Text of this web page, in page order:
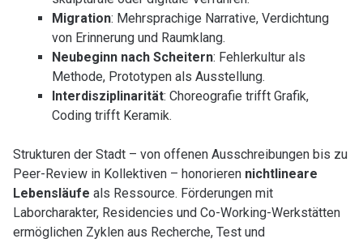
Migration: Mehrsprachige Narrative, Verdichtung
von Erinnerung und Raumklang.
Neubeginn nach Scheitern: Fehlerkultur als
Methode, Prototypen als Ausstellung.
Interdisziplinarität: Choreografie trifft Grafik,
Coding trifft Keramik.
Strukturen der Stadt – von offenen Ausschreibungen bis zu
Peer-Review in Kollektiven – honorieren nichtlineare
Lebensläufe als Ressource. Förderungen mit
Laborcharakter, Residencies und Co-Working-Werkstätten
ermöglichen Zyklen aus Recherche, Test und